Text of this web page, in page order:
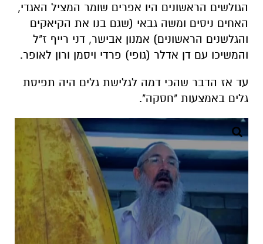
הגולשים הראשונים היו אפרים שומר המציל האגדי,
האחים ניסים ומשה גבאי (שגם בנו את הקיאקים
והגלשנים הראשונים) אמנון אבישר, דני רייף ז"ל
והמשיכו עם דן אדלר (גופי) פרדי ויסמן ורון לאופר.
עד אז הדבר שהכי דמה לגלישת גלים היה תפיסת
גלים באמצעות "חסקה".